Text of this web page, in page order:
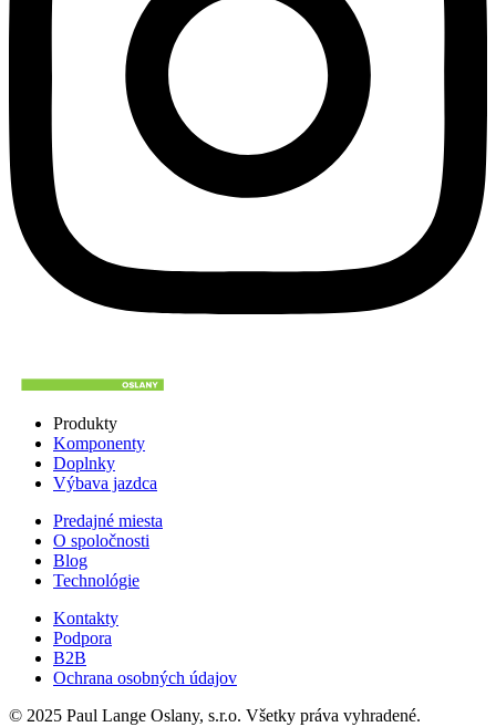
Produkty
Komponenty
Doplnky
Výbava jazdca
Predajné miesta
O spoločnosti
Blog
Technológie
Kontakty
Podpora
B2B
Ochrana osobných údajov
© 2025 Paul Lange Oslany, s.r.o. Všetky práva vyhradené.